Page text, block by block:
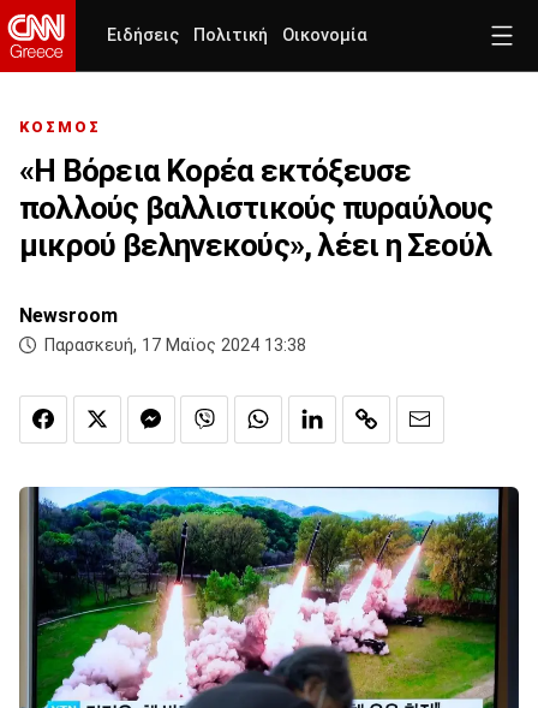
Ειδήσεις Πολιτική Οικονομία
ΚΟΣΜΟΣ
«Η Βόρεια Κορέα εκτόξευσε
πολλούς βαλλιστικούς πυραύλους
μικρού βεληνεκούς», λέει η Σεούλ
Newsroom
Παρασκευή, 17 Μαϊος 2024 13:38